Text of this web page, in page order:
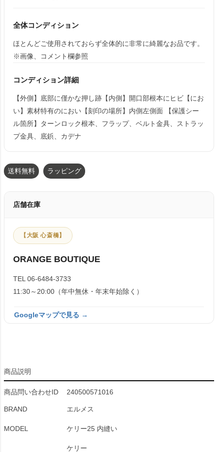
全体コンディション
ほとんどご使用されておらず全体的に非常に綺麗なお品です。
※画像、コメント欄参照
コンディション詳細
【外側】底部に僅かな押し跡【内側】開口部根本にヒビ【にお
い】素材特有のにおい【刻印の場所】内側左側面 【保護シー
ル箇所】ターンロック根本、フラップ、ベルト金具、ストラッ
プ金具、底鋲、カデナ
送料無料 ラッピング
店舗在庫
【大阪 心斎橋】
ORANGE BOUTIQUE
TEL 06-6484-3733
11:30～20:00（年中無休・年末年始除く）
Googleマップで見る →
商品説明
商品問い合わせID 240500571016
BRAND エルメス
MODEL ケリー25 内縫い
ケリー